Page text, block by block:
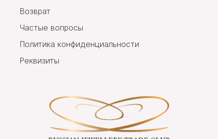
Возврат
Частые вопросы
Политика конфиденциальности
Реквизиты